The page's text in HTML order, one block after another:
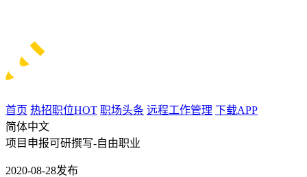
首页 热招职位HOT 职场头条 远程工作管理 下载APP
简体中文
项目申报可研撰写-自由职业
2020-08-28发布